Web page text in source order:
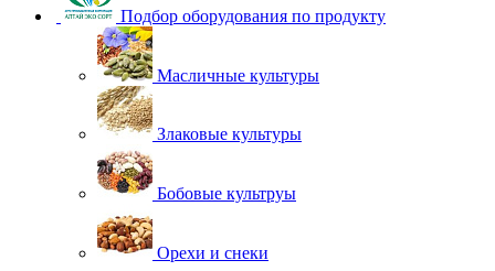
Подбор оборудования по продукту
Масличные культуры
Злаковые культуры
Бобовые культруы
Орехи и снеки